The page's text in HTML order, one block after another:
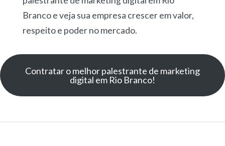
Branco e veja sua empresa crescer em valor,
respeito e poder no mercado.
Contratar o melhor palestrante de marketing
digital em Rio Branco!